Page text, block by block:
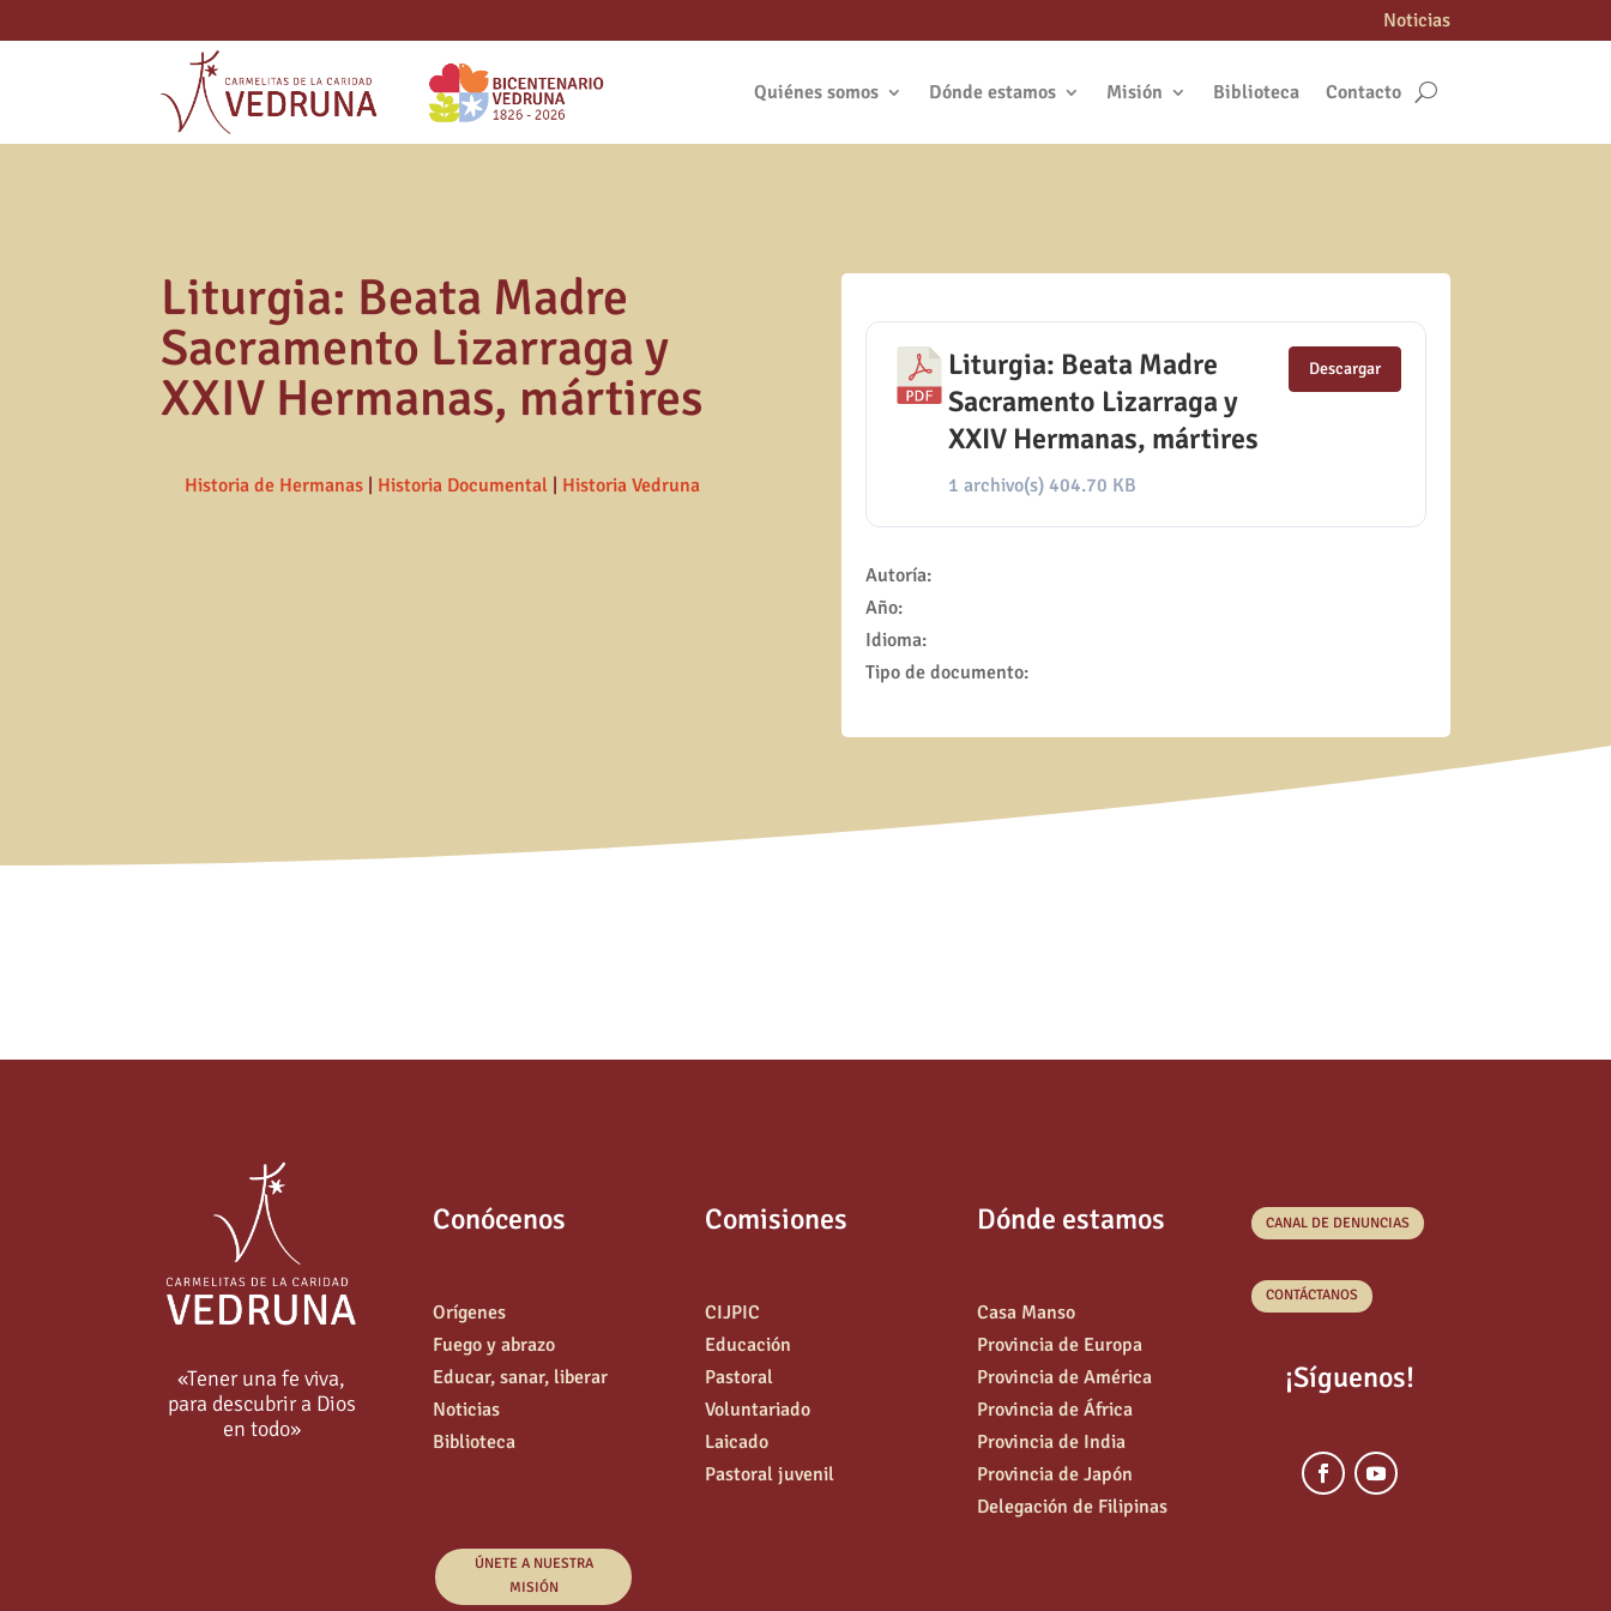
Noticias
Quiénes somos Dónde estamos Misión Biblioteca Contacto
Liturgia: Beata Madre
Sacramento Lizarraga y
XXIV Hermanas, mártires
Historia de Hermanas Historia Documental Historia Vedruna
Liturgia: Beata Madre
Sacramento Lizarraga y
XXIV Hermanas, mártires
1 archivo(s) 404.70 KB
Descargar
Autoría:
Año:
Idioma:
Tipo de documento:
«Tener una fe viva,
para descubrir a Dios
en todo»
Conócenos
Orígenes
Fuego y abrazo
Educar, sanar, liberar
Noticias
Biblioteca
ÚNETE A NUESTRA
MISIÓN
Comisiones
CIJPIC
Educación
Pastoral
Voluntariado
Laicado
Pastoral juvenil
Dónde estamos
Casa Manso
Provincia de Europa
Provincia de América
Provincia de África
Provincia de India
Provincia de Japón
Delegación de Filipinas
CANAL DE DENUNCIAS
CONTÁCTANOS
¡Síguenos!